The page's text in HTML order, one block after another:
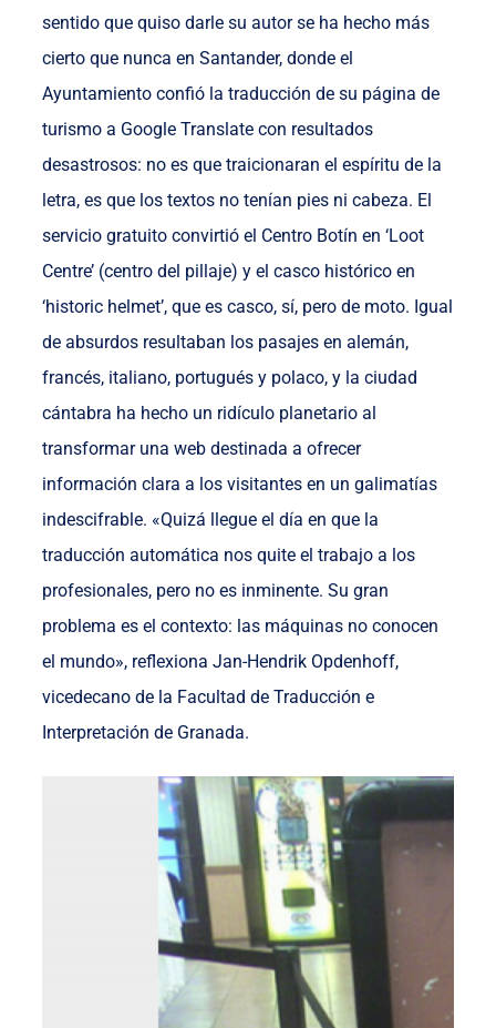
sentido que quiso darle su autor se ha hecho más
cierto que nunca en Santander, donde el
Ayuntamiento confió la traducción de su página de
turismo a Google Translate con resultados
desastrosos: no es que traicionaran el espíritu de la
letra, es que los textos no tenían pies ni cabeza. El
servicio gratuito convirtió el Centro Botín en ‘Loot
Centre’ (centro del pillaje) y el casco histórico en
‘historic helmet’, que es casco, sí, pero de moto. Igual
de absurdos resultaban los pasajes en alemán,
francés, italiano, portugués y polaco, y la ciudad
cántabra ha hecho un ridículo planetario al
transformar una web destinada a ofrecer
información clara a los visitantes en un galimatías
indescifrable. «Quizá llegue el día en que la
traducción automática nos quite el trabajo a los
profesionales, pero no es inminente. Su gran
problema es el contexto: las máquinas no conocen
el mundo», reflexiona Jan-Hendrik Opdenhoff,
vicedecano de la Facultad de Traducción e
Interpretación de Granada.